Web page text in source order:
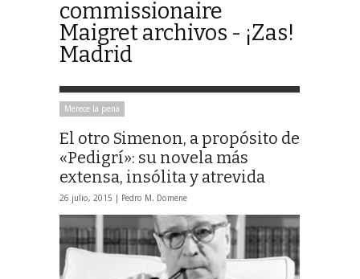
commissionaire
Maigret archivos - ¡Zas!
Madrid
Merece la pena
El otro Simenon, a propósito de
«Pedigrí»: su novela más
extensa, insólita y atrevida
26 julio, 2015 | Pedro M. Domene